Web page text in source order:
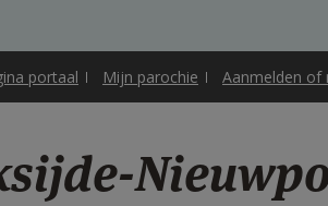
portaal Mijn parochie Aanmelden of